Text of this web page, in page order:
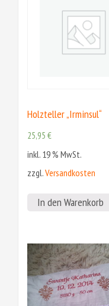
Holzteller „Irminsul“
25,95 €
inkl. 19 % MwSt.
zzgl.Versandkosten
In den Warenkorb